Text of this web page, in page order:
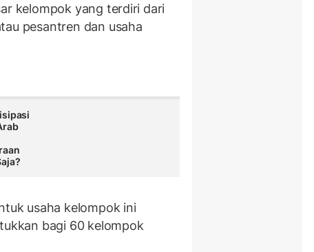
kelompok yang terdiri dari
pesantren dan usaha
usaha kelompok ini
bagi 60 kelompok